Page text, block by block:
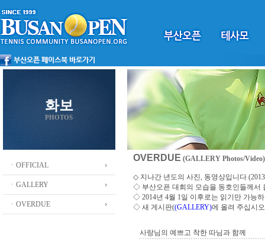
화보
PHOTOS
ㆍOFFICIAL
ㆍGALLERY
ㆍOVERDUE
OVERDUE (GALLERY Photos/Video)
◇ 지나간 년도의 사진, 동영상입니다
◇ 부산오픈 대회의 모습을 동호인들께서
◇ 2014년 4월 1일 이후로는 읽기만 가능
◇ 새 게시판((GALLERY)에 올려 주십시오
사랑님의 예쁘고 착한 따님과 함께